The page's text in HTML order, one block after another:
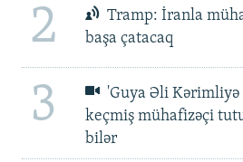
2
Tramp: İranla
başa çatacaq
3
'Guya Əli
keçmiş mühafizəçi
bilər